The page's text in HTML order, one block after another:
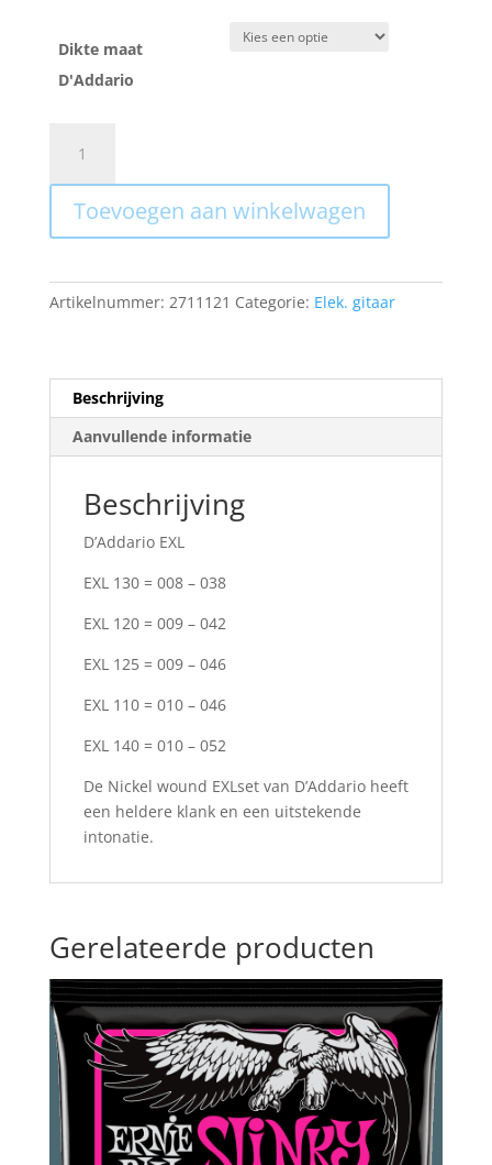
Dikte maat
D'Addario
(Div.
maten)
008-
010-
011
Toevoegen aan winkelwagen
Artikelnummer: 2711121 Categorie: Elek. gitaar
Beschrijving
Aanvullende informatie
Beschrijving
D’Addario EXL
EXL 130 = 008 – 038
EXL 120 = 009 – 042
EXL 125 = 009 – 046
EXL 110 = 010 – 046
EXL 140 = 010 – 052
De Nickel wound EXLset van D’Addario heeft
een heldere klank en een uitstekende
intonatie.
Gerelateerde producten